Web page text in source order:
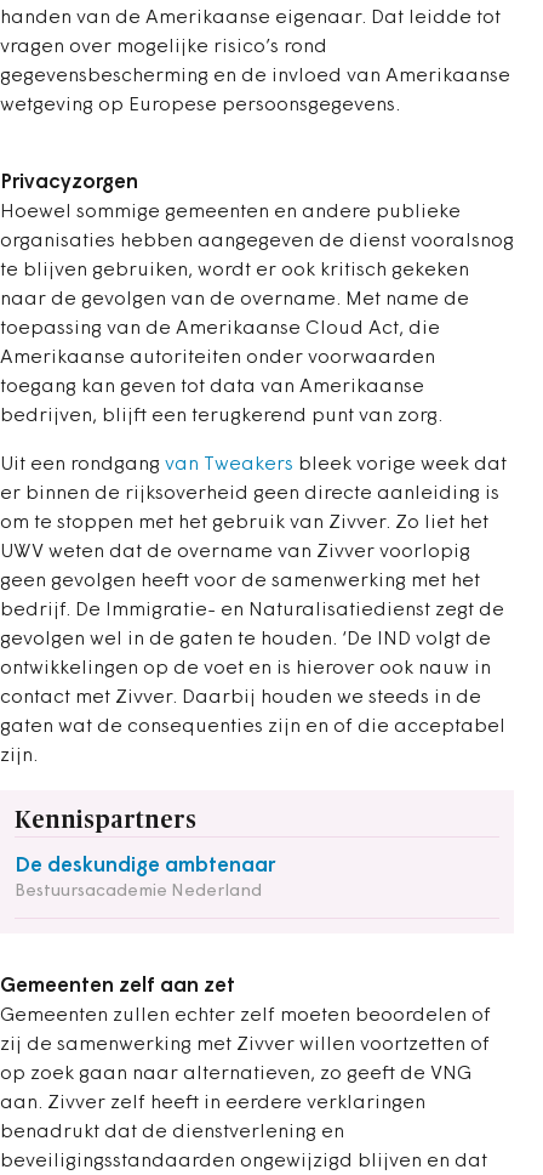
handen van de Amerikaanse eigenaar. Dat leidde tot
vragen over mogelijke risico’s rond
gegevensbescherming en de invloed van Amerikaanse
wetgeving op Europese persoonsgegevens.
Privacyzorgen
Hoewel sommige gemeenten en andere publieke
organisaties hebben aangegeven de dienst vooralsnog
te blijven gebruiken, wordt er ook kritisch gekeken
naar de gevolgen van de overname. Met name de
toepassing van de Amerikaanse Cloud Act, die
Amerikaanse autoriteiten onder voorwaarden
toegang kan geven tot data van Amerikaanse
bedrijven, blijft een terugkerend punt van zorg.
Uit een rondgang van Tweakers bleek vorige week dat
er binnen de rijksoverheid geen directe aanleiding is
om te stoppen met het gebruik van Zivver. Zo liet het
UWV weten dat de overname van Zivver voorlopig
geen gevolgen heeft voor de samenwerking met het
bedrijf. De Immigratie- en Naturalisatiedienst zegt de
gevolgen wel in de gaten te houden. ‘De IND volgt de
ontwikkelingen op de voet en is hierover ook nauw in
contact met Zivver. Daarbij houden we steeds in de
gaten wat de consequenties zijn en of die acceptabel
zijn.
Kennispartners
De deskundige ambtenaar
Bestuursacademie Nederland
Gemeenten zelf aan zet
Gemeenten zullen echter zelf moeten beoordelen of
zij de samenwerking met Zivver willen voortzetten of
op zoek gaan naar alternatieven, zo geeft de VNG
aan. Zivver zelf heeft in eerdere verklaringen
benadrukt dat de dienstverlening en
beveiligingsstandaarden ongewijzigd blijven en dat